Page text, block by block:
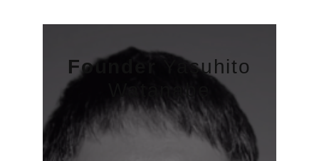
Founder
Yasuhito
Watanabe